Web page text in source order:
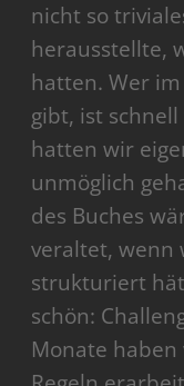
nicht so
herausstellte,
hatten. Wer
gibt, ist
hatten wir
unmöglich
des Buches
veraltet, wenn
strukturiert
schön:
Monate